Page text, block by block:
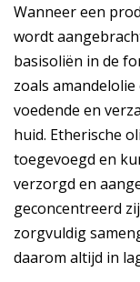
Wanneer een
wordt
basisoliën in de
zoals
voedende en
huid. Etherische
toegevoegd en
verzorgd en
geconcentreerd
zorgvuldig
daarom altijd in